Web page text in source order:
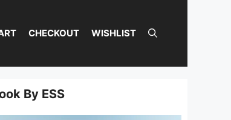
CHECKOUT WISHLIST
By ESS